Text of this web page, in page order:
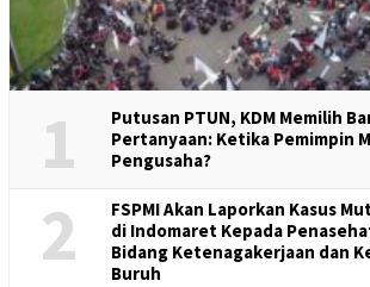
1
Putusan PTUN, KDM Memilih
Pertanyaan: Ketika Pemimpin
Pengusaha?
2
FSPMI Akan Laporkan Kasus
di Indomaret Kepada
Bidang Ketenagakerjaan dan
Buruh